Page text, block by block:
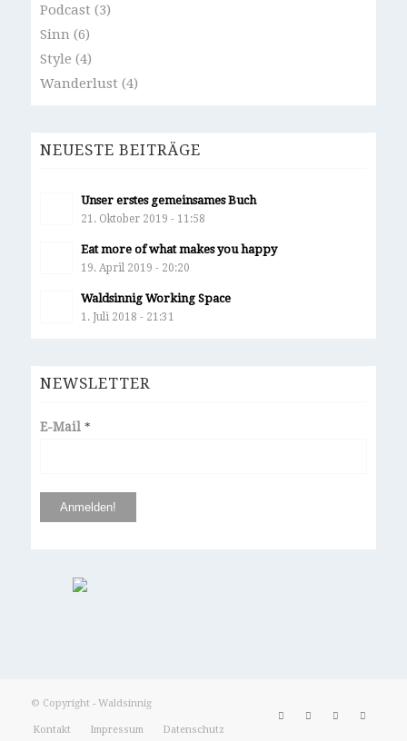
Podcast (3)
Sinn (6)
Style (4)
Wanderlust (4)
NEUESTE BEITRÄGE
Unser erstes gemeinsames Buch
21. Oktober 2019 - 11:58
Eat more of what makes you happy
19. April 2019 - 20:20
Waldsinnig Working Space
1. Juli 2018 - 21:31
NEWSLETTER
E-Mail *
© Copyright - Waldsinnig
Kontakt Impressum Datenschutz